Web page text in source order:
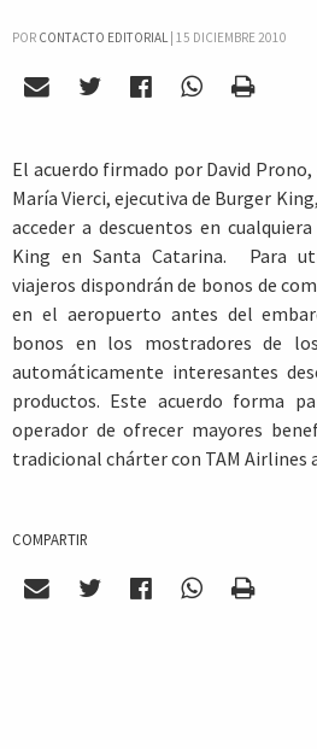
POR CONTACTO EDITORIAL| 15 DICIEMBRE 2010
El acuerdo firmado por David
María Vierci, ejecutiva de Burger
acceder a descuentos en
King en Santa Catarina. Para
viajeros dispondrán de bonos de
en el aeropuerto antes del
bonos en los mostradores de
automáticamente interesantes
productos. Este acuerdo forma
operador de ofrecer mayores
tradicional chárter con TAM Airlines
COMPARTIR